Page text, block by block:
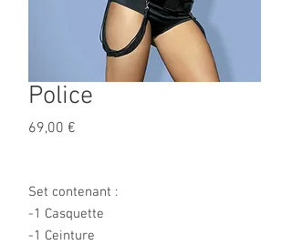
Police
69,00 €
Set contenant :
-1 Casquette
-1 Ceinture